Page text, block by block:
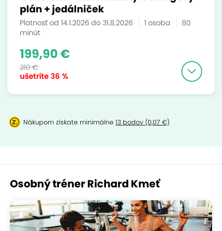
plán + jedálniček
Platnosť od 14.1.2026 do 31.8.2026 1 osoba
80
minút
ušetríte36 %
199,90 €
310 €
Nákupom získate minimálne 13 bodov (0,07 €)
Osobný tréner Richard Kmeť